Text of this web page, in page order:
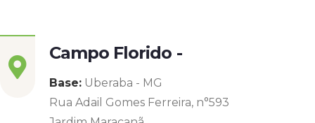
Campo Florido -
Base: Uberaba - MG
Rua Adail Gomes Ferreira, n°593